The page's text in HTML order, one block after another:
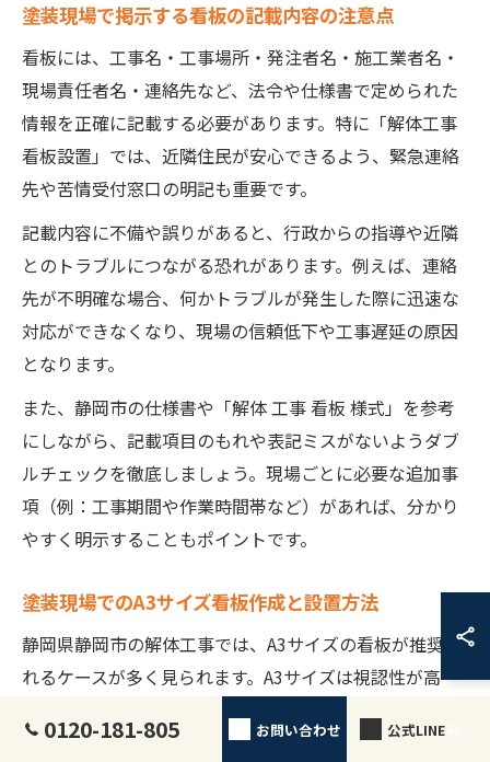
塗装現場で掲示する看板の記載内容の注意点
看板には、工事名・工事場所・発注者名・施工業者名・
現場責任者名・連絡先など、法令や仕様書で定められた
情報を正確に記載する必要があります。特に「解体工事
看板設置」では、近隣住民が安心できるよう、緊急連絡
先や苦情受付窓口の明記も重要です。
記載内容に不備や誤りがあると、行政からの指導や近隣
とのトラブルにつながる恐れがあります。例えば、連絡
先が不明確な場合、何かトラブルが発生した際に迅速な
対応ができなくなり、現場の信頼低下や工事遅延の原因
となります。
また、静岡市の仕様書や「解体 工事 看板 様式」を参考
にしながら、記載項目のもれや表記ミスがないようダブ
ルチェックを徹底しましょう。現場ごとに必要な追加事
項（例：工事期間や作業時間帯など）があれば、分かり
やすく明示することもポイントです。
塗装現場でのA3サイズ看板作成と設置方法
静岡県静岡市の解体工事では、A3サイズの看板が推奨さ
れるケースが多く見られます。A3サイズは視認性が高
達に適しています。看板の作成には、「解体工事 看板 エ
0120-181-805 お問い合わせ 公式LINE